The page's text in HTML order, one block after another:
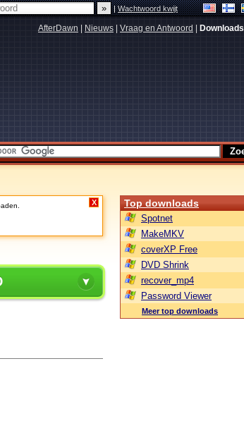
|Wachtwoord kwijt
AfterDawn Nieuws Vraag en Antwoord Downloads
X Top downloads
Spotnet
MakeMKV
coverXP Free
DVD Shrink
recover_mp4
Password Viewer
Meer top downloads